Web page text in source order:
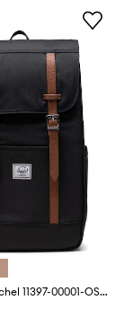
Раница Herschel 11397-00001-OS Retreat Backpack Retreat™